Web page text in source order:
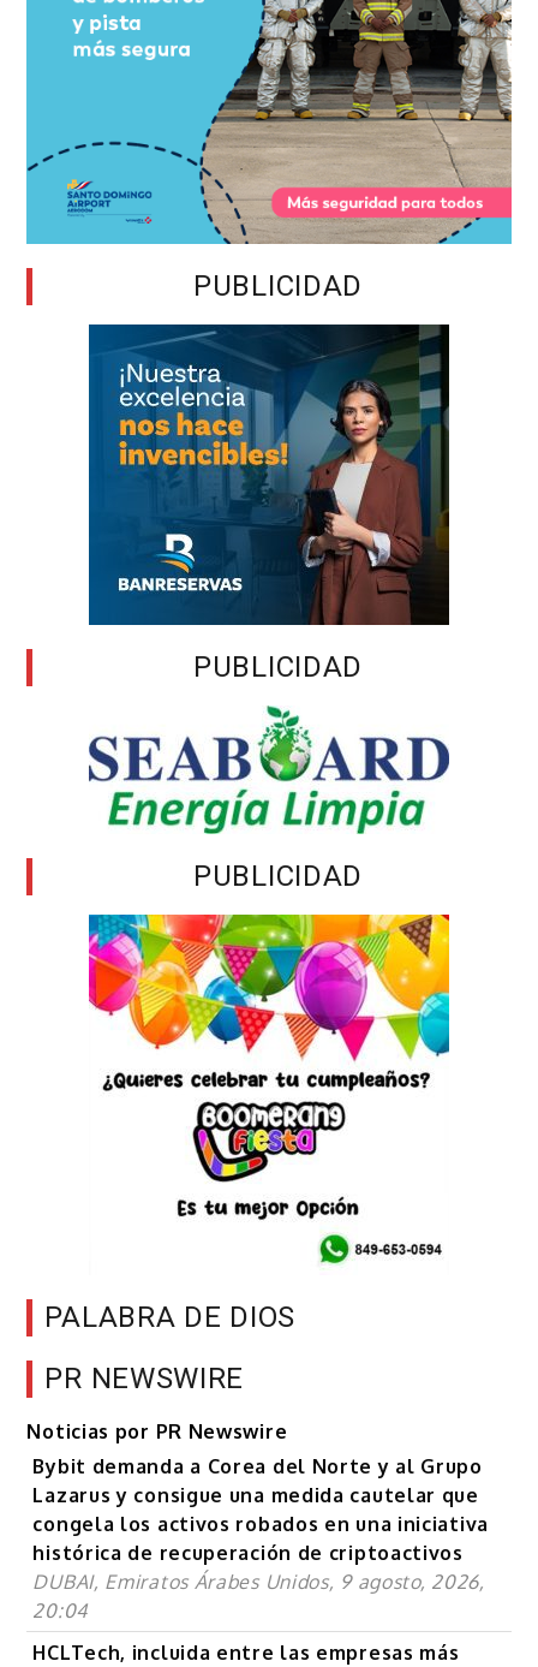
PUBLICIDAD
PUBLICIDAD
PUBLICIDAD
PALABRA DE DIOS
PR NEWSWIRE
Noticias por PR Newswire
Bybit demanda a Corea del Norte y al Grupo
Lazarus y consigue una medida cautelar que
congela los activos robados en una iniciativa
histórica de recuperación de criptoactivos
DUBAI, Emiratos Árabes Unidos, 9 agosto, 2026,
20:04
HCLTech, incluida entre las empresas más